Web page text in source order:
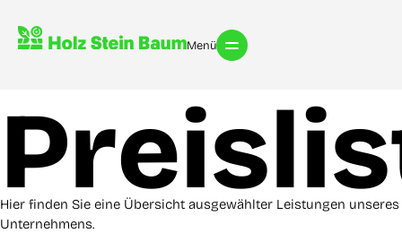
Menü
Hier finden Sie eine Übersicht ausgewählter Leistungen unseres
Unternehmens.